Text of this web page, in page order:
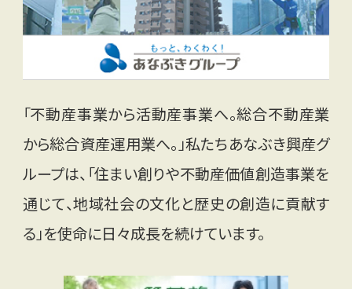
「不動産事業から活動産事業へ。総合不動産業
から総合資産運用業へ。」私たちあなぶき興産グ
ループは、「住まい創りや不動産価値創造事業を
通じて、地域社会の文化と歴史の創造に貢献す
る」を使命に日々成長を続けています。